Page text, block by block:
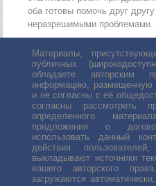
оба готовы помочь друг
неразрешимыми проблемами.
Материалы,
публичных
обладаете
информацию, размещенную
и не согласны с её
согласны рассмотреть
определенного
предложения о
использовать данный
действия
выкладывают источники
вашего авторского
загружаются